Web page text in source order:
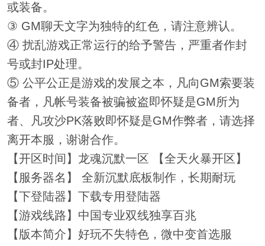
或装备。
③ GM聊天文字为独特的红色，请注意辨认。
④ 扰乱游戏正常运行的给予警告，严重者作封
号或封IP处理。
⑤ 公平公正是游戏的发展之本，凡向GM索要装
备者，凡帐号装备被骗被盗即怀疑是GM所为
者、凡攻沙PK落败即怀疑是GM作弊者，请选择
离开本服，谢谢合作。
【开区时间】龙魂沉默一区 【全天火暴开区】
【服务器名】 全新沉默底板制作，长期耐玩
【下登陆器】下载专用登陆器
【游戏线路】中国专业双线独享百兆
【版本简介】好玩不失特色，微中变首选服